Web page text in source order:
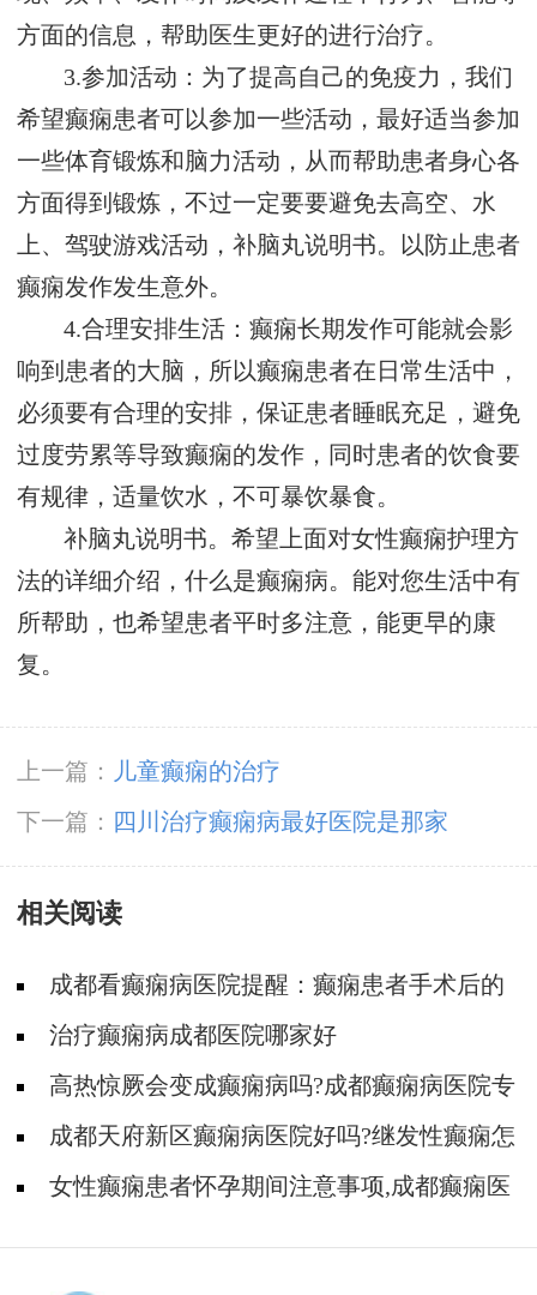
方面的信息，帮助医生更好的进行治疗。
3.参加活动：为了提高自己的免疫力，我们
希望癫痫患者可以参加一些活动，最好适当参加
一些体育锻炼和脑力活动，从而帮助患者身心各
方面得到锻炼，不过一定要要避免去高空、水
上、驾驶游戏活动，补脑丸说明书。以防止患者
癫痫发作发生意外。
4.合理安排生活：癫痫长期发作可能就会影
响到患者的大脑，所以癫痫患者在日常生活中，
必须要有合理的安排，保证患者睡眠充足，避免
过度劳累等导致癫痫的发作，同时患者的饮食要
有规律，适量饮水，不可暴饮暴食。
补脑丸说明书。希望上面对女性癫痫护理方
法的详细介绍，什么是癫痫病。能对您生活中有
所帮助，也希望患者平时多注意，能更早的康
复。
上一篇：
儿童癫痫的治疗
下一篇：
四川治疗癫痫病最好医院是那家
相关阅读
成都看癫痫病医院提醒：癫痫患者手术后的
护理治疗癫痫病成都医院哪家好
高热惊厥会变成癫痫病吗?成都癫痫病医院专
家回答成都天府新区癫痫病医院好吗?继发性癫痫怎
样治效果好
女性癫痫患者怀孕期间注意事项,成都癫痫医